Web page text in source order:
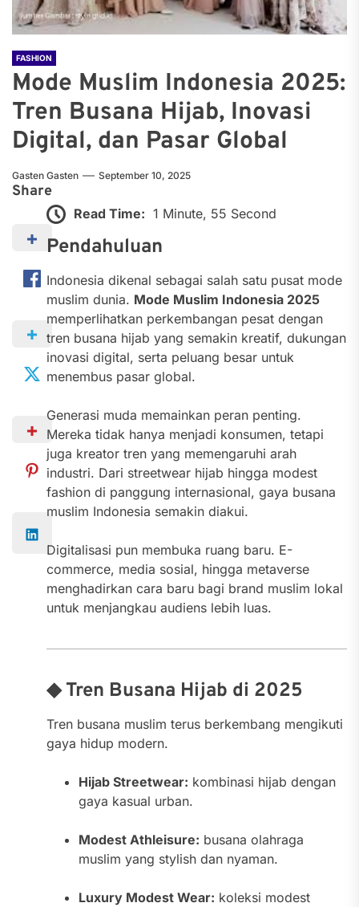
FASHION
Mode Muslim Indonesia 2025:
Tren Busana Hijab, Inovasi
Digital, dan Pasar Global
Gasten Gasten September 10, 2025
Share
Read Time: 1 Minute, 55 Second
Pendahuluan
Indonesia dikenal sebagai salah satu pusat mode
muslim dunia. Mode Muslim Indonesia 2025
memperlihatkan perkembangan pesat dengan
tren busana hijab yang semakin kreatif, dukungan
inovasi digital, serta peluang besar untuk
menembus pasar global.
Generasi muda memainkan peran penting.
Mereka tidak hanya menjadi konsumen, tetapi
juga kreator tren yang memengaruhi arah
industri. Dari streetwear hijab hingga modest
fashion di panggung internasional, gaya busana
muslim Indonesia semakin diakui.
Digitalisasi pun membuka ruang baru. E-
commerce, media sosial, hingga metaverse
menghadirkan cara baru bagi brand muslim lokal
untuk menjangkau audiens lebih luas.
◆ Tren Busana Hijab di 2025
Tren busana muslim terus berkembang mengikuti
gaya hidup modern.
Hijab Streetwear: kombinasi hijab dengan
gaya kasual urban.
Modest Athleisure: busana olahraga
muslim yang stylish dan nyaman.
Luxury Modest Wear: koleksi modest